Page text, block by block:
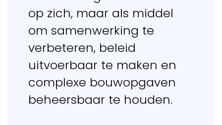
op zich, maar als middel
om samenwerking te
verbeteren, beleid
uitvoerbaar te maken en
complexe bouwopgaven
beheersbaar te houden.
Voorwaarden
X / Twitter
Facebook
Instagram